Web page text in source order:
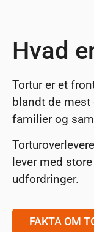
Hvad
Tortur er et
blandt de
familier og
lever med
udfordringer.
FAKTA OM